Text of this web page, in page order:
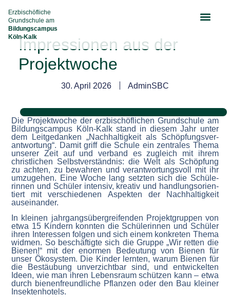
Erzbischöfliche
Grundschule am
Bildungscampus
Köln-Kalk
Impres­sionen aus der
Projekt­woche
30. April 2026 AdminSBC
Die Projekt­woche der erzbi­schöf­lichen Grund­schule am
Bildungs­campus Köln-Kalk stand in diesem Jahr unter
dem Leitge­danken „Nachhal­tigkeit als Schöp­fungs­ver­
ant­wortung“. Damit griff die Schule ein zentrales Thema
unserer Zeit auf und verband es zugleich mit ihrem
christ­lichen Selbst­ver­ständnis: die Welt als Schöpfung
zu achten, zu bewahren und verant­wor­tungsvoll mit ihr
umzugehen. Eine Woche lang setzten sich die Schüle­
rinnen und Schüler intensiv, kreativ und handlungs­ori­en­
tiert mit verschie­denen Aspekten der Nachhal­tigkeit
ausein­ander.
In kleinen jahrgangs­über­grei­fenden Projekt­gruppen von
etwa 15 Kindern konnten die Schüle­rinnen und Schüler
ihren Inter­essen folgen und sich einem konkreten Thema
widmen. So beschäf­tigte sich die Gruppe „Wir retten die
Bienen!“ mit der enormen Bedeutung von Bienen für
unser Ökosystem. Die Kinder lernten, warum Bienen für
die Bestäubung unver­zichtbar sind, und entwi­ckelten
Ideen, wie man ihren Lebensraum schützen kann – etwa
durch bienen­freund­liche Pflanzen oder den Bau kleiner
Insek­ten­hotels.